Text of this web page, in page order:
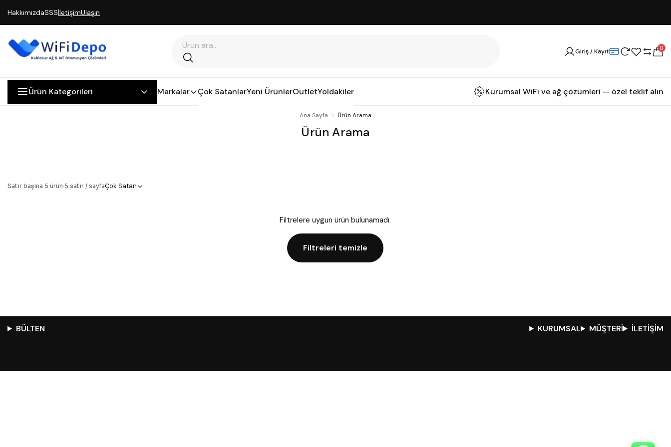
HakkımızdaSSSİletişimUlaşın
Giriş / Kayıt 0
Ürün Kategorileri Markalar Çok SatanlarYeni ÜrünlerOutletYoldakiler Kurumsal WiFi ve ağ çözümleri — özel teklif alın
Ana Sayfa Ürün Arama
Ürün Arama
Satır başına 5 ürün·5 satır / sayfaÇok Satan
Filtrelere uygun ürün bulunamadı.
Filtreleri temizle
BÜLTEN KURUMSAL MÜŞTERİ İLETİŞİM